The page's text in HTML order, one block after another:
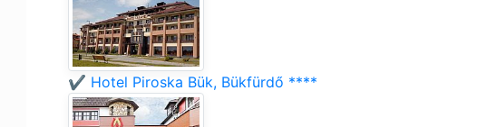
✔️ Hotel Piroska Bük, Bükfürdő ****